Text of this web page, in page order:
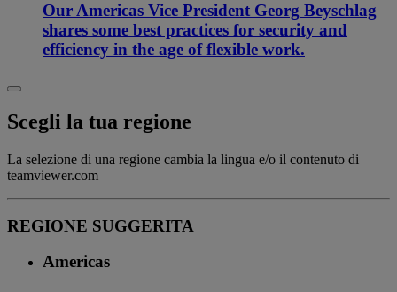
Our Americas Vice President Georg Beyschlag
shares some best practices for security and
efficiency in the age of flexible work.
Scegli la tua regione
La selezione di una regione cambia la lingua e/o il contenuto di
teamviewer.com
REGIONE SUGGERITA
Americas